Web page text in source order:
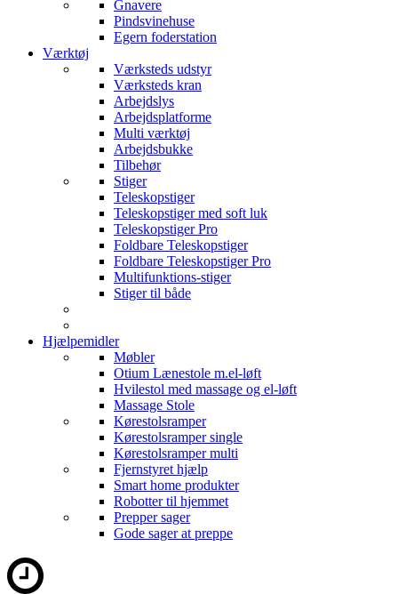
Gnavere
Pindsvinehuse
Egern foderstation
Værktøj
Værksteds udstyr
Værksteds kran
Arbejdslys
Arbejdsplatforme
Multi værktøj
Arbejdsbukke
Tilbehør
Stiger
Teleskopstiger
Teleskopstiger med soft luk
Teleskopstiger Pro
Foldbare Teleskopstiger
Foldbare Teleskopstiger Pro
Multifunktions-stiger
Stiger til både
Hjælpemidler
Møbler
Otium Lænestole m.el-løft
Hvilestol med massage og el-løft
Massage Stole
Kørestolsramper
Kørestolsramper single
Kørestolsramper multi
Fjernstyret hjælp
Smart home produkter
Robotter til hjemmet
Prepper sager
Gode sager at preppe